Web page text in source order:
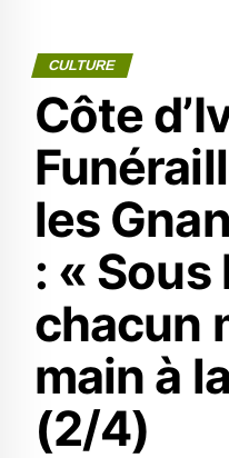
CULTURE
Côte
les
: « Sous
chacun
main à
(2/4)